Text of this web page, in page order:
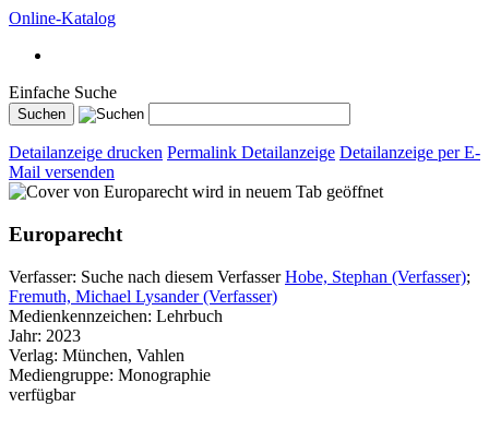
Online-Katalog
Einfache Suche
Detailanzeige drucken Permalink Detailanzeige Detailanzeige per E-
Mail versenden
wird in neuem Tab geöffnet
Europarecht
Verfasser: Suche nach diesem Verfasser Hobe, Stephan (Verfasser);
Fremuth, Michael Lysander (Verfasser)
Medienkennzeichen: Lehrbuch
Jahr: 2023
Verlag: München, Vahlen
Mediengruppe: Monographie
verfügbar